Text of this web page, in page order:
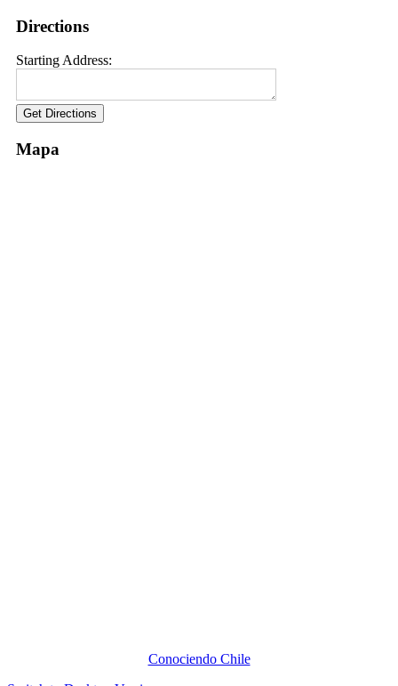
Directions
Starting Address:
Mapa
Conociendo Chile